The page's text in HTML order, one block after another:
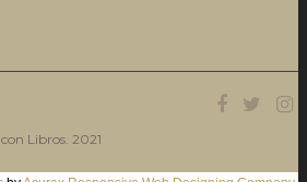
Libros. 2021